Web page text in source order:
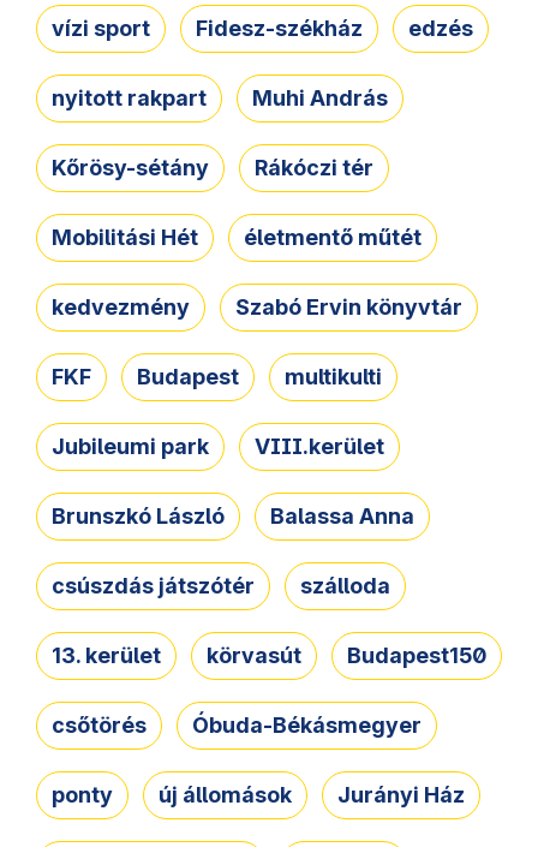
vízi sport Fidesz-székház edzés
nyitott rakpart Muhi András
Kőrösy-sétány Rákóczi tér
Mobilitási Hét életmentő műtét
kedvezmény Szabó Ervin könyvtár
FKF Budapest multikulti
Jubileumi park VIII.kerület
Brunszkó László Balassa Anna
csúszdás játszótér szálloda
13. kerület körvasút Budapest150
csőtörés Óbuda-Békásmegyer
ponty új állomások Jurányi Ház